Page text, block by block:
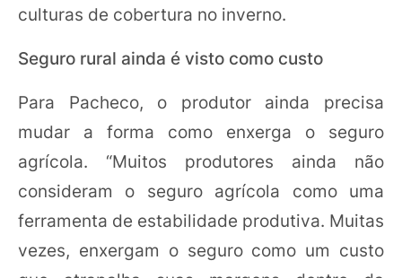
culturas de cobertura no inverno.
Seguro rural ainda é visto como custo
Para Pacheco, o produtor ainda precisa
mudar a forma como enxerga o seguro
agrícola. “Muitos produtores ainda não
consideram o seguro agrícola como uma
ferramenta de estabilidade produtiva. Muitas
vezes, enxergam o seguro como um custo